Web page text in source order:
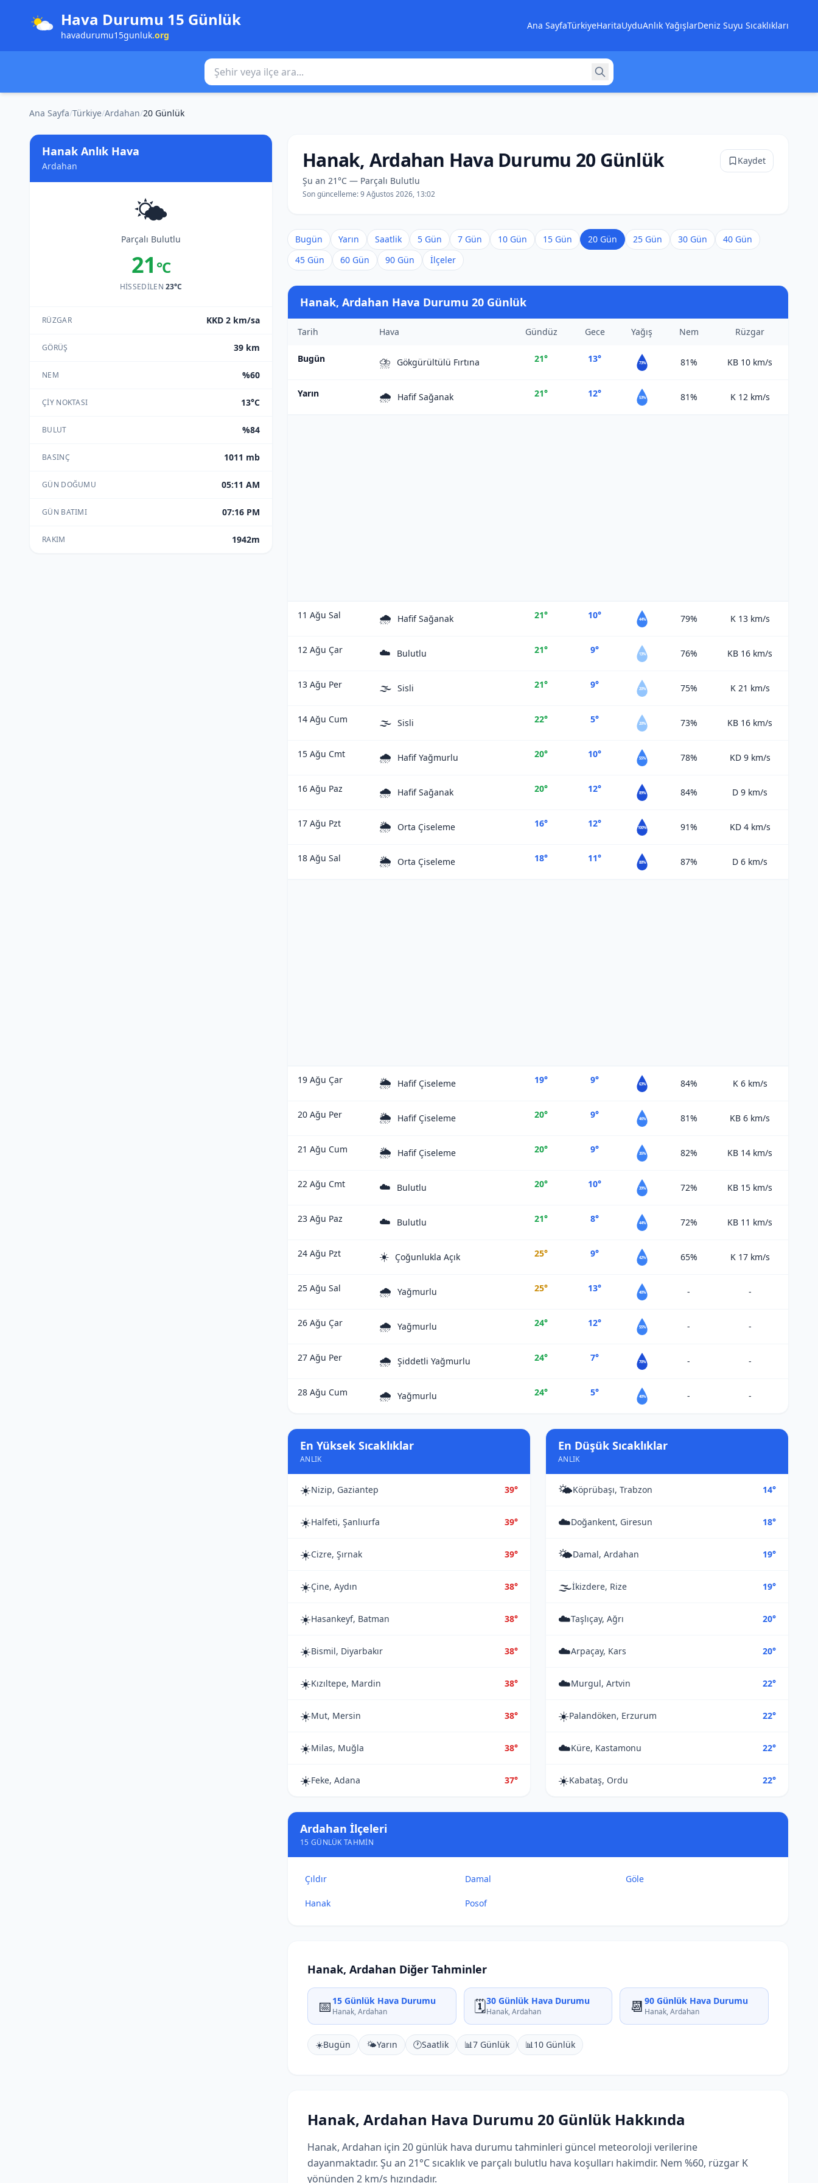
Hava Durumu 15 Günlük
havadurumu15gunluk.org
Ana SayfaTürkiyeHaritaUyduAnlık YağışlarDeniz Suyu Sıcaklıkları
Şehir veya ilçe ara
Ana Sayfa/Türkiye/Ardahan/20 Günlük
Hanak Anlık Hava
Ardahan
🌤️
Parçalı Bulutlu
21 °C
HISSEDILEN23°C
RÜZGAR KKD 2 km/sa
GÖRÜŞ 39 km
NEM %60
ÇIY NOKTASI 13°C
BULUT %84
BASINÇ 1011 mb
GÜN DOĞUMU 05:11 AM
GÜN BATIMI 07:16 PM
RAKIM 1942m
Hanak, Ardahan Hava Durumu 20 Günlük
Şu an 21°C — Parçalı Bulutlu
Son güncelleme:9 Ağustos 2026, 13:02
Kaydet
Bugün Yarın Saatlik 5 Gün 7 Gün 10 Gün 15 Gün 20 Gün 25 Gün 30 Gün
40 Gün
45 Gün
60 Gün 90 Gün İlçeler
Hanak, Ardahan Hava Durumu 20 Günlük
Tarih Hava Gündüz Gece Yağış Nem Rüzgar
Bugün ⛈️ Gökgürültülü Fırtına 21° 13° 73% 81% KB 10 km/s
Yarın 🌧️ Hafif Sağanak 21° 12° 53% 81% K 12 km/s
11 Ağu Sal 🌧️ Hafif Sağanak 21° 10° 44% 79% K 13 km/s
12 Ağu Çar ☁️ Bulutlu 21° 9° 13% 76% KB 16 km/s
13 Ağu Per 🌫️ Sisli 21° 9° 20% 75% K 21 km/s
14 Ağu Cum 🌫️ Sisli 22° 5° 20% 73% KB 16 km/s
15 Ağu Cmt 🌧️ Hafif Yağmurlu 20° 10° 55% 78% KD 9 km/s
16 Ağu Paz 🌧️ Hafif Sağanak 20° 12° 89% 84% D 9 km/s
17 Ağu Pzt 🌦️ Orta Çiseleme 16° 12° 100% 91% KD 4 km/s
18 Ağu Sal 🌦️ Orta Çiseleme 18° 11° 88% 87% D 6 km/s
19 Ağu Çar 🌦️ Hafif Çiseleme 19° 9° 63% 84% K 6 km/s
20 Ağu Per 🌦️ Hafif Çiseleme 20° 9° 46% 81% KB 6 km/s
21 Ağu Cum 🌦️ Hafif Çiseleme 20° 9° 35% 82% KB 14 km/s
22 Ağu Cmt ☁️ Bulutlu 20° 10° 39% 72% KB 15 km/s
23 Ağu Paz ☁️ Bulutlu 21° 8° 44% 72% KB 11 km/s
24 Ağu Pzt ☀️ Çoğunlukla Açık 25° 9° 42% 65% K 17 km/s
25 Ağu Sal 🌧️ Yağmurlu 25° 13° 40% - -
26 Ağu Çar 🌧️ Yağmurlu 24° 12° 55% - -
27 Ağu Per 🌧️ Şiddetli Yağmurlu 24° 7° 70% - -
28 Ağu Cum 🌧️ Yağmurlu 24° 5° 40% - -
En Yüksek Sıcaklıklar
ANLIK
☀️Nizip, Gaziantep 39°
☀️Halfeti, Şanlıurfa 39°
☀️Cizre, Şırnak 39°
☀️Çine, Aydın 38°
☀️Hasankeyf, Batman 38°
☀️Bismil, Diyarbakır 38°
☀️Kızıltepe, Mardin 38°
☀️Mut, Mersin 38°
☀️Milas, Muğla 38°
☀️Feke, Adana 37°
En Düşük Sıcaklıklar
ANLIK
🌤️Köprübaşı, Trabzon 14°
☁️Doğankent, Giresun 18°
🌤️Damal, Ardahan 19°
🌫️İkizdere, Rize 19°
☁️Taşlıçay, Ağrı 20°
☁️Arpaçay, Kars 20°
☁️Murgul, Artvin 22°
☀️Palandöken, Erzurum 22°
☁️Küre, Kastamonu 22°
☀️Kabataş, Ordu 22°
Ardahan İlçeleri
15 GÜNLÜK TAHMIN
Çıldır Damal Göle
Hanak Posof
Hanak, Ardahan Diğer Tahminler
📅 15 Günlük Hava Durumu
Hanak, Ardahan 🗓️30 Günlük Hava Durumu
Hanak, Ardahan 📆90 Günlük Hava Durumu
Hanak, Ardahan
☀️Bugün 🌤️Yarın 🕐Saatlik 📊7 Günlük 📊10 Günlük
Hanak, Ardahan Hava Durumu 20 Günlük Hakkında
Hanak, Ardahan için 20 günlük hava durumu tahminleri güncel meteoroloji verilerine
dayanmaktadır. Şu an 21°C sıcaklık ve parçalı bulutlu hava koşulları hakimdir. Nem %60, rüzgar K
yönünden 2 km/s hızındadır.